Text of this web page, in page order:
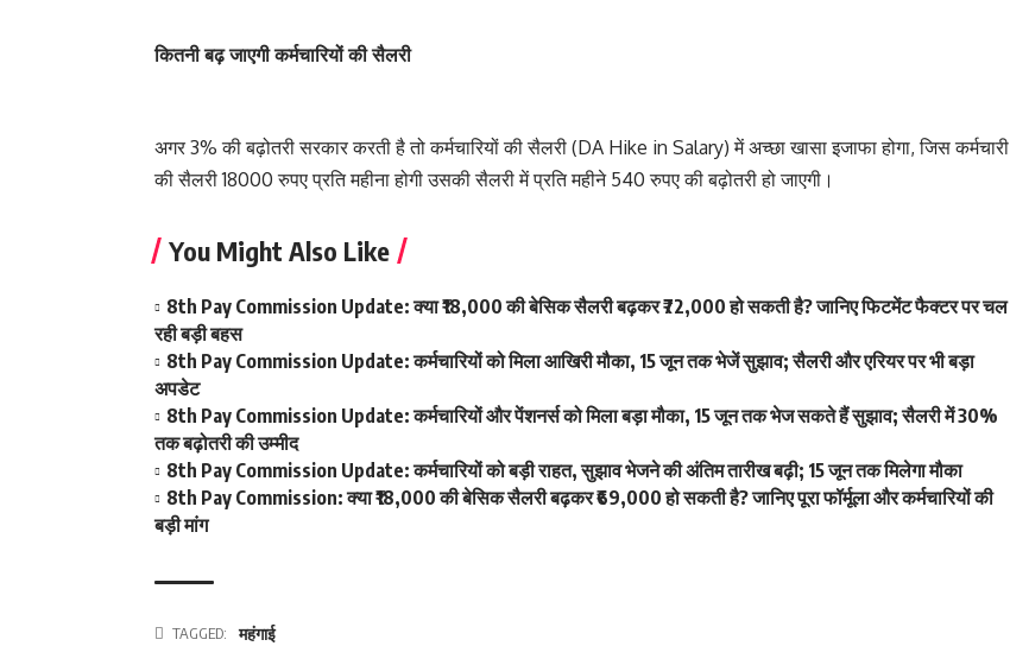
कितनी बढ़ जाएगी कर्मचारियों की सैलरी
अगर 3% की बढ़ोतरी सरकार करती है तो कर्मचारियों की सैलरी (DA Hike in Salary) में अच्छा खासा इजाफा होगा, जिस कर्मचारी
की सैलरी 18000 रुपए प्रति महीना होगी उसकी सैलरी में प्रति महीने 540 रुपए की बढ़ोतरी हो जाएगी।
You Might Also Like
8th Pay Commission Update: क्या ₹18,000 की बेसिक सैलरी बढ़कर ₹72,000 हो सकती है? जानिए फिटमेंट फैक्टर पर चल
रही बड़ी बहस
8th Pay Commission Update: कर्मचारियों को मिला आखिरी मौका, 15 जून तक भेजें सुझाव; सैलरी और एरियर पर भी बड़ा
अपडेट
8th Pay Commission Update: कर्मचारियों और पेंशनर्स को मिला बड़ा मौका, 15 जून तक भेज सकते हैं सुझाव; सैलरी में 30%
तक बढ़ोतरी की उम्मीद
8th Pay Commission Update: कर्मचारियों को बड़ी राहत, सुझाव भेजने की अंतिम तारीख बढ़ी; 15 जून तक मिलेगा मौका
8th Pay Commission: क्या ₹18,000 की बेसिक सैलरी बढ़कर ₹69,000 हो सकती है? जानिए पूरा फॉर्मूला और कर्मचारियों की
बड़ी मांग
TAGGED: महंगाई